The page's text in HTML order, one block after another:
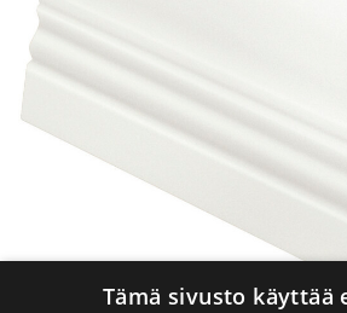
Tämä sivusto käyttää